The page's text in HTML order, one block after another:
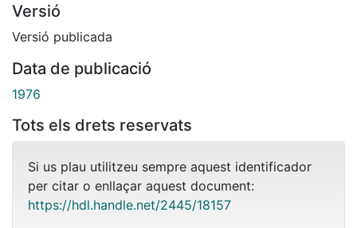
Versió
Versió publicada
Data de publicació
1976
Tots els drets reservats
Si us plau utilitzeu sempre aquest identificador
per citar o enllaçar aquest document:
https://hdl.handle.net/2445/18157